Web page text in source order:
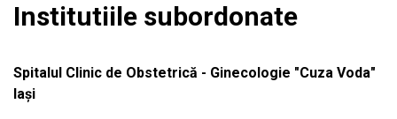
Institutiile subordonate
Spitalul Clinic de Obstetrică - Ginecologie "Cuza Voda"
Iași